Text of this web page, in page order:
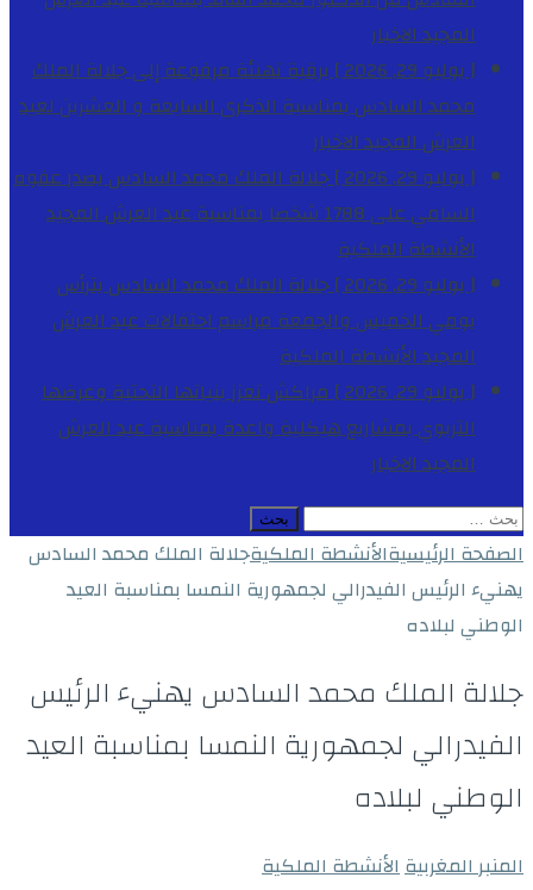
المجيدالاخبار
[ يوليو 29, 2026 ]
برقية تهنئة مرفوعة إلى جلالة الملك
محمد السادس بمناسبة الذكرى السابعة و العشرين لعيد
العرش المجيدالاخبار
[ يوليو 29, 2026 ]
جلالة الملك محمد السادس يصدر عفوه
السامي على 1788 شخصا بمناسبة عيد العرش المجيد
الأنشطة الملكية
[ يوليو 29, 2026 ]
جلالة الملك محمد السادس يترأس
يومي الخميس والجمعة مراسم احتفالات عيد العرش
المجيدالأنشطة الملكية
[ يوليو 29, 2026 ]
مراكش تعزز بنياتها التحتية وعرضها
التربوي بمشاريع هيكلية واعدة بمناسبة عيد العرش
المجيدالاخبار
البحث
عن:
الصفحة الرئيسيةالأنشطة الملكيةجلالة الملك محمد السادس
يهنيء الرئيس الفيدرالي لجمهورية النمسا بمناسبة العيد
الوطني لبلاده
جلالة الملك محمد السادس يهنيء الرئيس
الفيدرالي لجمهورية النمسا بمناسبة العيد
الوطني لبلاده
المنبر المغربيةالأنشطة الملكية